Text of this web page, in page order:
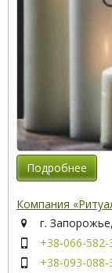
Подробнее
Компания
г.
+38-066-582-
+38-093-088-